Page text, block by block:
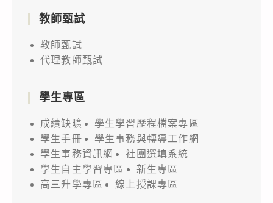
教師甄試
教師甄試
代理教師甄試
學生專區
成績缺曠
學生學習歷程檔案專區
學生手冊
學生事務與轉導工作網
學生事務資訊網
社團選填系統
學生自主學習專區
新生專區
高三升學專區
線上授課專區